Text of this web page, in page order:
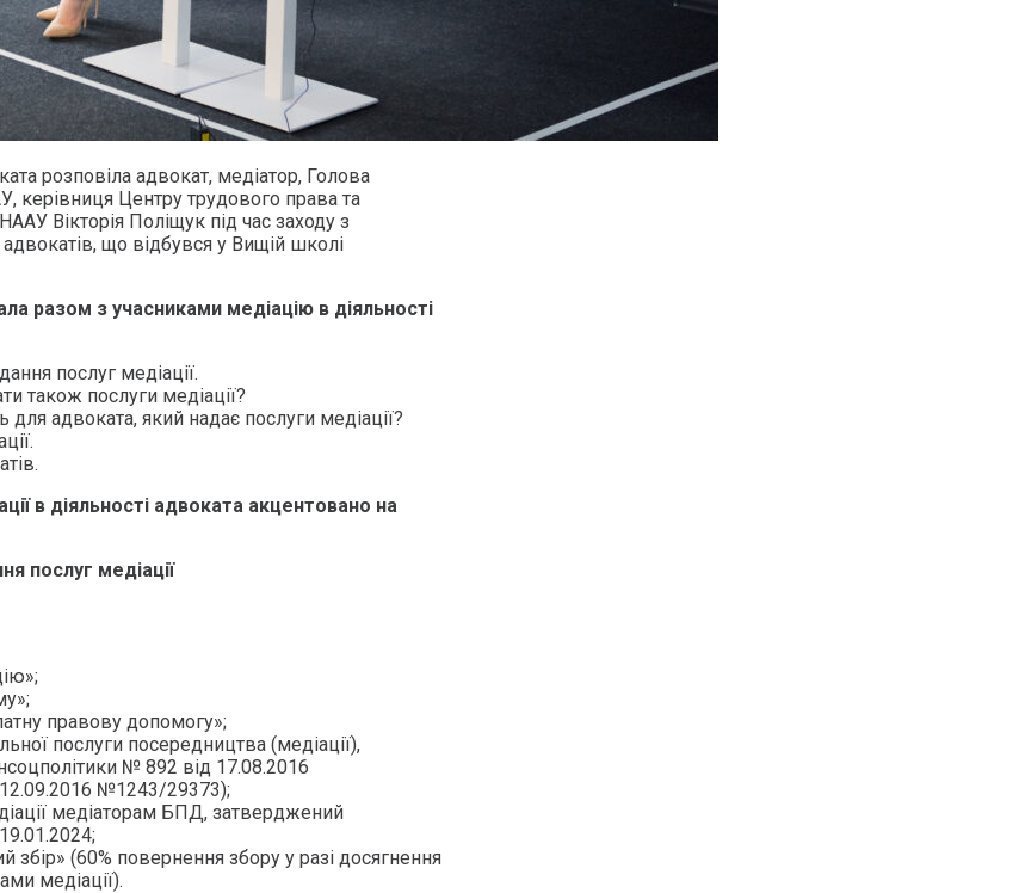
розповіла адвокат, медіатор, Голова
керівниця Центру трудового права та
Вікторія Поліщук під час заходу з
що відбувся у Вищій школі
разом з учасниками медіацію в діяльності
послуг медіації.
також послуги медіації?
для адвоката, який надає послуги медіації?
в діяльності адвоката акцентовано на
послуг медіації
правову допомогу»;
послуги посередництва (медіації),
№ 892 від 17.08.2016
12.09.2016 №1243/29373);
медіаторам БПД, затверджений
збір» (60% повернення збору у разі досягнення
медіації).